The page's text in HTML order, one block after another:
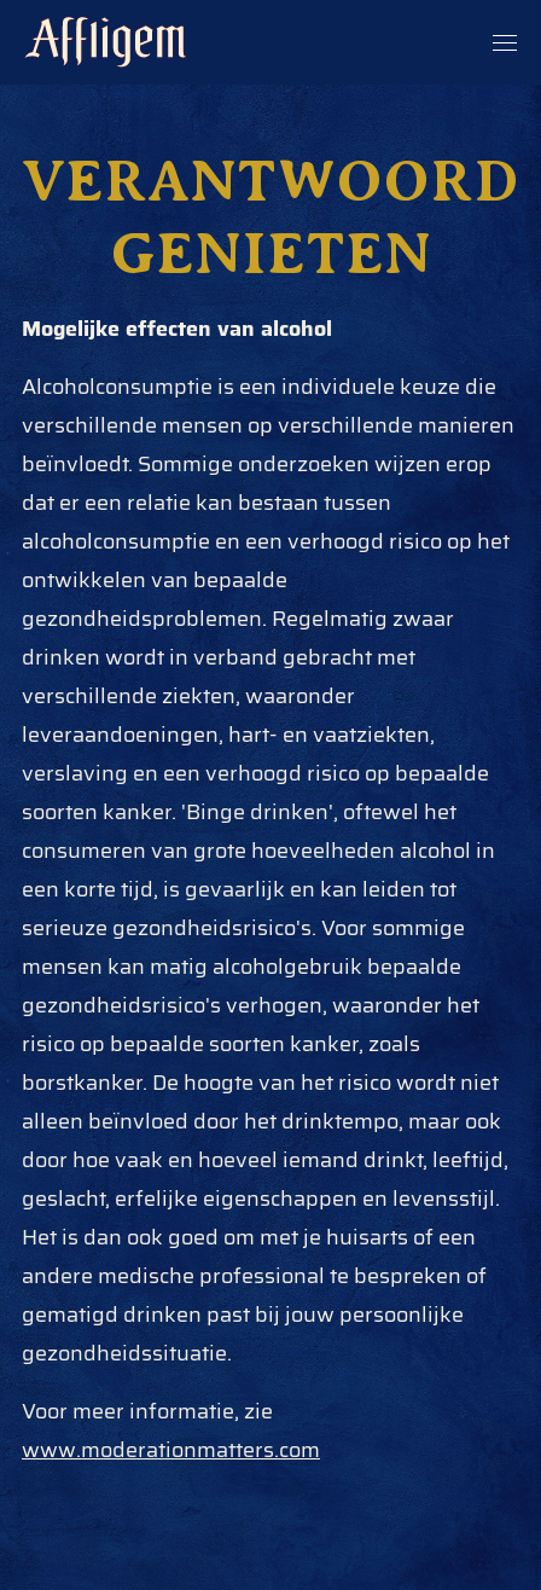
VERANTWOORD
GENIETEN
Mogelijke effecten van alcohol
Alcoholconsumptie is een individuele keuze die
verschillende mensen op verschillende manieren
beïnvloedt. Sommige onderzoeken wijzen erop
dat er een relatie kan bestaan tussen
alcoholconsumptie en een verhoogd risico op het
ontwikkelen van bepaalde
gezondheidsproblemen. Regelmatig zwaar
drinken wordt in verband gebracht met
verschillende ziekten, waaronder
leveraandoeningen, hart- en vaatziekten,
verslaving en een verhoogd risico op bepaalde
soorten kanker. 'Binge drinken', oftewel het
consumeren van grote hoeveelheden alcohol in
een korte tijd, is gevaarlijk en kan leiden tot
serieuze gezondheidsrisico's. Voor sommige
mensen kan matig alcoholgebruik bepaalde
gezondheidsrisico's verhogen, waaronder het
risico op bepaalde soorten kanker, zoals
borstkanker. De hoogte van het risico wordt niet
alleen beïnvloed door het drinktempo, maar ook
door hoe vaak en hoeveel iemand drinkt, leeftijd,
geslacht, erfelijke eigenschappen en levensstijl.
Het is dan ook goed om met je huisarts of een
andere medische professional te bespreken of
gematigd drinken past bij jouw persoonlijke
gezondheidssituatie.
Voor meer informatie, zie
www.moderationmatters.com